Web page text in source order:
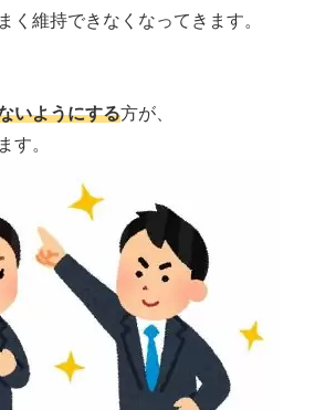
く維持できなくなってきます。
いようにする方が、
す。